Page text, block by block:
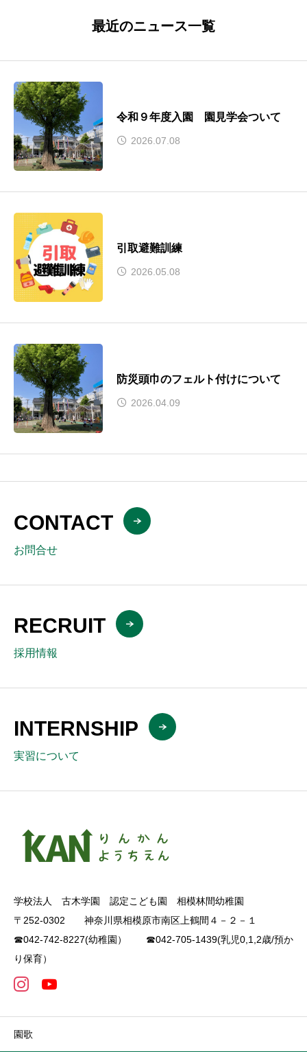
最近のニュース一覧
令和９年度入園 園見学会ついて
2026.07.08
引取避難訓練
2026.05.08
防災頭巾のフェルト付けについて
2026.04.09
CONTACT
お問合せ
RECRUIT
採用情報
INTERNSHIP
実習について
学校法人 古木学園 認定こども園 相模林間幼稚園
〒252-0302 神奈川県相模原市南区上鶴間４－２－１
☎042-742-8227(幼稚園） ☎042-705-1439(乳児0,1,2歳/預か
り保育）
園歌